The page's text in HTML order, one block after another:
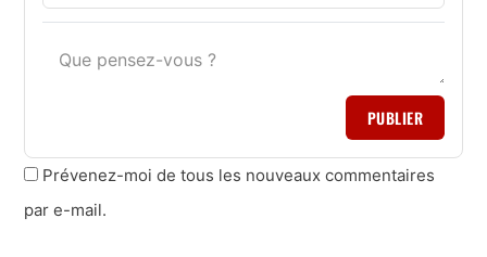
PUBLIER
Prévenez-moi de tous les nouveaux commentaires
par e-mail.